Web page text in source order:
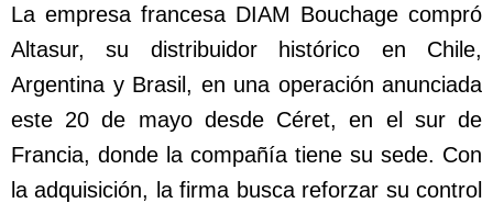
La empresa francesa DIAM Bouchage compró
Altasur, su distribuidor histórico en Chile,
Argentina y Brasil, en una operación anunciada
este 20 de mayo desde Céret, en el sur de
Francia, donde la compañía tiene su sede. Con
la adquisición, la firma busca reforzar su control